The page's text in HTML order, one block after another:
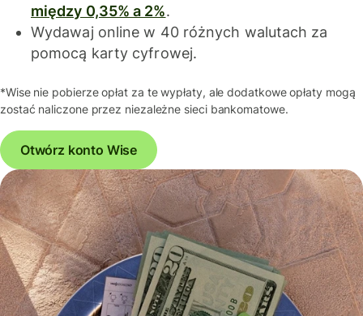
między 0,35% a 2%.
Wydawaj online w 40 różnych walutach za
pomocą karty cyfrowej.
*Wise nie pobierze opłat za te wypłaty, ale dodatkowe opłaty mogą
zostać naliczone przez niezależne sieci bankomatowe.
Otwórz konto Wise